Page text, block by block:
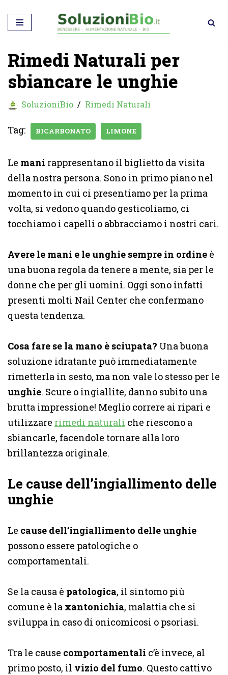
Vai
contenuto
Rimedi Naturali per
sbiancare le unghie
SoluzioniBio Rimedi Naturali
Tag: BICARBONATO LIMONE
Le mani rappresentano il biglietto da visita
della nostra persona. Sono in primo piano nel
momento in cui ci presentiamo per la prima
volta, si vedono quando gesticoliamo, ci
tocchiamo i capelli o abbracciamo i nostri cari.
Avere le mani e le unghie sempre in ordine è
una buona regola da tenere a mente, sia per le
donne che per gli uomini. Oggi sono infatti
presenti molti Nail Center che confermano
questa tendenza.
Cosa fare se la mano è sciupata? Una buona
soluzione idratante può immediatamente
rimetterla in sesto, ma non vale lo stesso per le
unghie. Scure o ingiallite, danno subito una
brutta impressione! Meglio correre ai ripari e
utilizzare rimedi naturali che riescono a
sbiancarle, facendole tornare alla loro
brillantezza originale.
Le cause dell’ingiallimento delle
unghie
Le cause dell’ingiallimento delle unghie
possono essere patologiche o
comportamentali.
Se la causa è patologica, il sintomo più
comune è la xantonichia, malattia che si
sviluppa in caso di onicomicosi o psoriasi.
Tra le cause comportamentali c’è invece, al
primo posto, il vizio del fumo. Questo cattivo